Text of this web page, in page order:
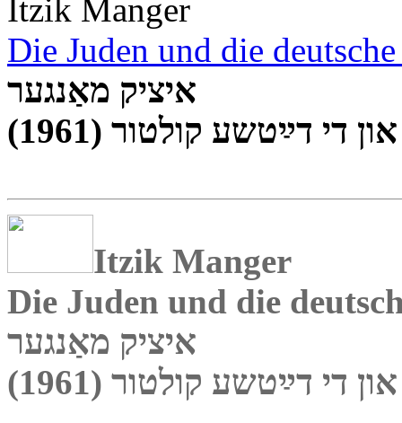
Itzik Manger
Die Juden und die
איציק מאַנגער
די דײַטשע קולטור (1961)
Itzik Manger
Die Juden und die
איציק מאַנגער
די דײַטשע קולטור (1961)